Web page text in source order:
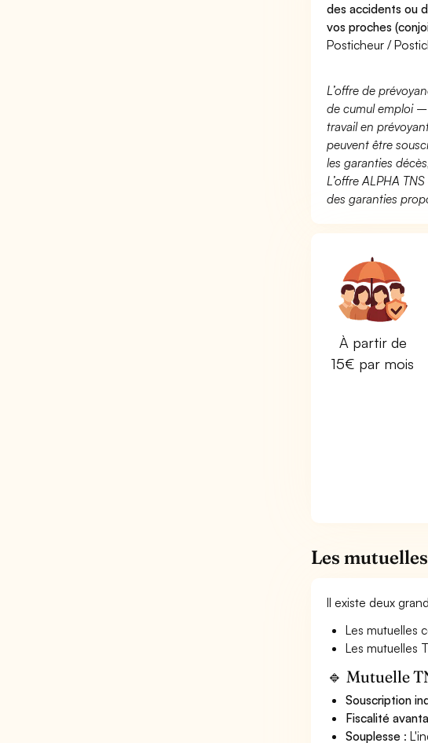
des accidents ou
vos proches
Posticheur /
L’offre de
de cumul emploi –
travail en
peuvent être
les garanties
L’offre ALPHA
des garanties
À partir de
15€ par mois
Les
Il existe deux
Les mutuelles
Les mutuelles
🔹 Mutuelle
Souscription
Fiscalité
Souplesse :